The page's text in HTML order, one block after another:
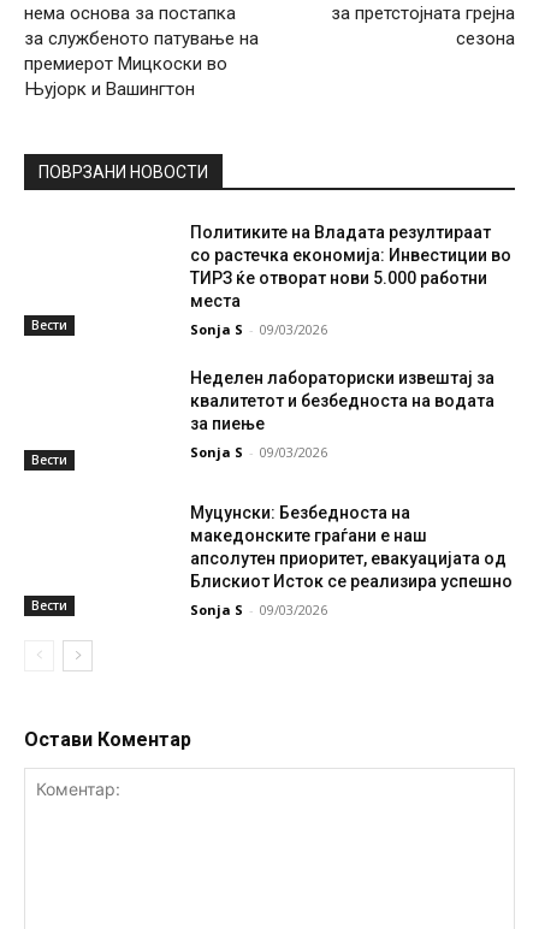
нема основа за постапка
за службеното патување на
премиерот Мицкоски во
Њујорк и Вашингтон
за претстојната грејна
сезона
ПОВРЗАНИ НОВОСТИ
Вести
Политиките на Владата резултираат
со растечка економија: Инвестиции во
ТИРЗ ќе отворат нови 5.000 работни
места
Sonja S - 09/03/2026
Вести
Неделен лабораториски извештај за
квалитетот и безбедноста на водата
за пиење
Sonja S - 09/03/2026
Вести
Муцунски: Безбедноста на
македонските граѓани е наш
апсолутен приоритет, евакуацијата од
Блискиот Исток се реализира успешно
Sonja S - 09/03/2026
Остави Коментар